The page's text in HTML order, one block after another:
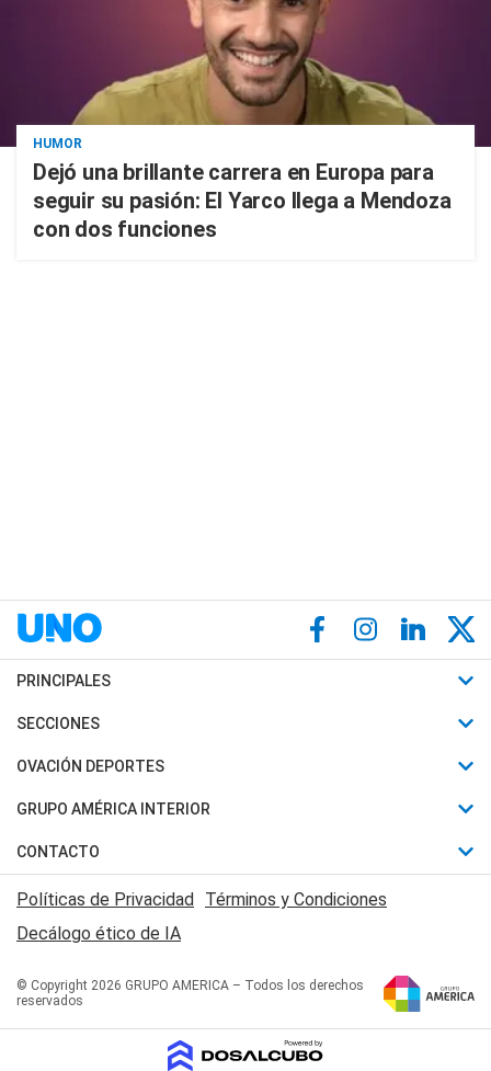
HUMOR
Dejó una brillante carrera en Europa para
seguir su pasión: El Yarco llega a Mendoza
con dos funciones
PRINCIPALES
Últimas Noticias
Política
Judiciales
Economia
SECCIONES
Horóscopo
Motores
Trucos caseros
Series y Películas
Edictos y Solicitadas
OVACIÓN DEPORTES
Fútbol
Mundial
Automovilismo
Rugby
Básquet
GRUPO AMÉRICA INTERIOR
Canal 7 en Vivo
San Juan 8
CONTACTO
Acerca de Nosotros
Contactanos
Políticas de Privacidad Términos y Condiciones
Decálogo ético de IA
© Copyright 2026 GRUPO AMERICA – Todos los derechos
reservados